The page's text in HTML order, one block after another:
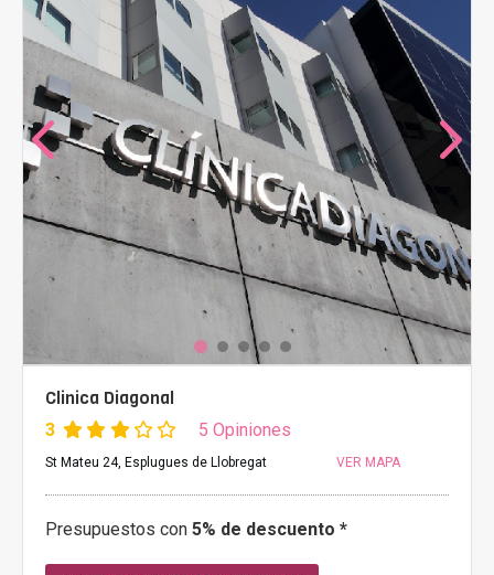
Clinica Diagonal
3 5 Opiniones
St Mateu 24, Esplugues de Llobregat VER MAPA
Presupuestos con 5% de descuento *